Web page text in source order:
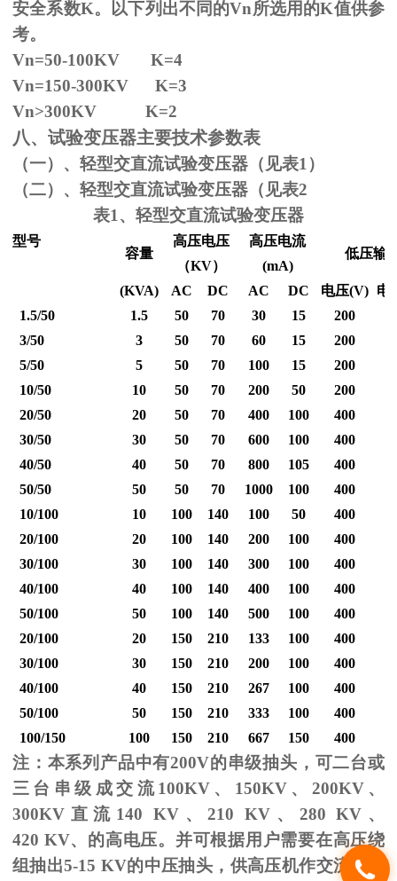
安全系数K。以下列出不同的Vn所选用的K值供参
考。
Vn=50-100KV K=4
Vn=150-300KV K=3
Vn>300KV K=2
八、试验变压器主要技术参数表
（一）、轻型交直流试验变压器（见表1）
（二）、轻型交直流试验变压器（见表2
表1、轻型交直流试验变压器
型号
容量
高压电压
（KV）
高压电流
(mA)
低压输
(KVA) AC DC AC DC 电压(V) 电
1.5/50
1.5 50 70 30 15 200
3/50
3 50 70 60 15 200
5/50
5 50 70 100 15 200
10/50
10 50 70 200 50 200
20/50
20 50 70 400 100 400
30/50
30 50 70 600 100 400
40/50
40 50 70 800 105 400
50/50
50 50 70 1000 100 400
10/100
10 100 140 100 50 400
20/100
20 100 140 200 100 400
30/100
30 100 140 300 100 400
40/100
40 100 140 400 100 400
50/100
50 100 140 500 100 400
20/100
20 150 210 133 100 400
30/100
30 150 210 200 100 400
40/100
40 150 210 267 100 400
50/100
50 150 210 333 100 400
100/150
100 150 210 667 150 400
注：本系列产品中有200V的串级抽头，可二台或
三台串级成交流100KV、 150KV、 200KV、
300KV 直流 140 KV、210 KV 、 280 KV 、
420 KV、的高电压。并可根据用户需要在高压绕
组抽出5-15 KV的中压抽头，供高压机作交流耐压